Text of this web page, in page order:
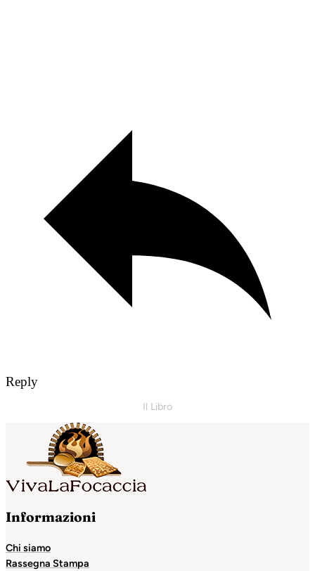
Reply
Il Libro
Informazioni
Chi siamo
Rassegna Stampa